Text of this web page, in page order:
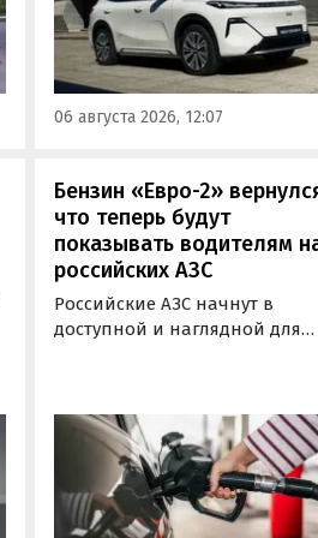
типа. Автомобиль оснащен
инновационной системой
названием Electric Motor
Extended Range (EM-R) и
заряжаться от 30 до 80% всего
06 августа 2026, 12:07
Бензин «Евро-2»
что теперь будут
показывать водителям
российских АЗС
Российские АЗС начнут в
доступной и наглядной для
отпускаемого топлива. Это
позволит автовладельцам
осознанно выбрать топливо
определенного класса — от
«Евро-2» до «Евро-5»,